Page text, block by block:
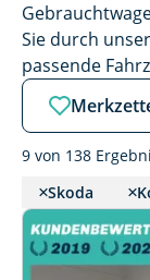
Sie durch
passende
9 von 138
Skoda